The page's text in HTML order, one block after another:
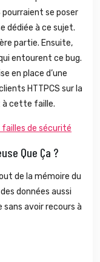
se poser
dédiée à ce sujet.
partie. Ensuite,
entourent ce bug.
en place d’une
HTTPCS sur la
à cette faille.
de sécurité
Que Ça ?
de la mémoire du
données aussi
avoir recours à